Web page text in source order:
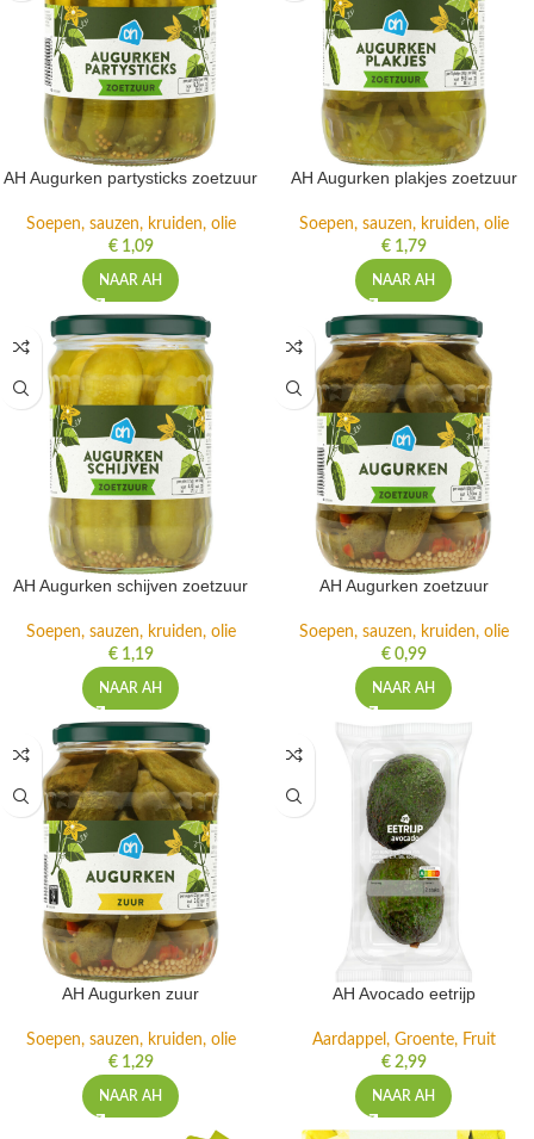
AH Augurken partysticks zoetzuur
Soepen, sauzen, kruiden, olie
€1,09
NAAR AH
AH Augurken plakjes zoetzuur
Soepen, sauzen, kruiden, olie
€1,79
NAAR AH
AH Augurken schijven zoetzuur
Soepen, sauzen, kruiden, olie
€1,19
NAAR AH
AH Augurken zoetzuur
Soepen, sauzen, kruiden, olie
€0,99
NAAR AH
AH Augurken zuur
Soepen, sauzen, kruiden, olie
€1,29
NAAR AH
AH Avocado eetrijp
Aardappel, Groente, Fruit
€2,99
NAAR AH